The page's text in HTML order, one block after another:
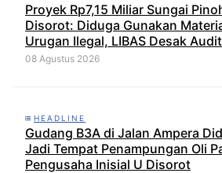
Proyek Rp7,15 Miliar Sungai
Disorot: Diduga Gunakan
Urugan Ilegal, LIBAS Desak Audit
Menyeluruh
08 Agustus 2026
HEADLINE
Gudang B3A di Jalan Ampera
Jadi Tempat Penampungan Oli
Pengusaha Inisial U Disorot